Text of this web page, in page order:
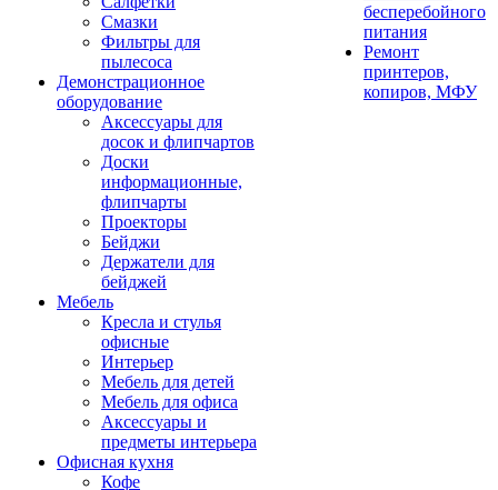
Смазки
Фильтры для
пылесоса
Демонстрационное
оборудование
Аксессуары для
досок и флипчартов
Доски
информационные,
флипчарты
Проекторы
Бейджи
Держатели для
бейджей
Мебель
Кресла и стулья
офисные
Интерьер
Мебель для детей
Мебель для офиса
Аксессуары и
предметы интерьера
Офисная кухня
Кофе
бесперебойного
питания
Ремонт
принтеров,
копиров, МФУ